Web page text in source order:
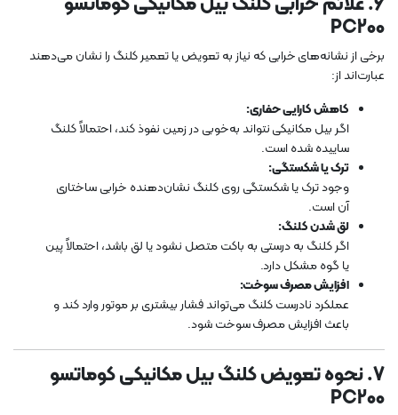
PC200
برخی از نشانه‌های خرابی که نیاز به تعویض یا تعمیر کلنگ را نشان می‌دهند
عبارت‌اند از:
کاهش کارایی حفاری:
اگر بیل مکانیکی نتواند به‌خوبی در زمین نفوذ کند، احتمالاً کلنگ
ساییده شده است.
ترک یا شکستگی:
وجود ترک یا شکستگی روی کلنگ نشان‌دهنده خرابی ساختاری
آن است.
لق شدن کلنگ:
اگر کلنگ به درستی به باکت متصل نشود یا لق باشد، احتمالاً پین
یا گوه مشکل دارد.
افزایش مصرف سوخت:
عملکرد نادرست کلنگ می‌تواند فشار بیشتری بر موتور وارد کند و
باعث افزایش مصرف سوخت شود.
7. نحوه تعویض کلنگ بیل مکانیکی کوماتسو
PC200